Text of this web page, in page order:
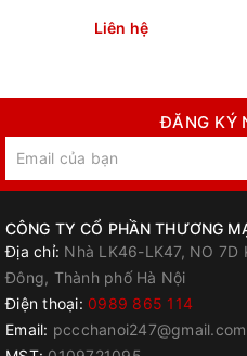
Liên hệ
ĐĂNG KÝ
CÔNG TY CỔ PHẦN THƯƠNG
Địa chỉ: Nhà LK46-LK47, NO
Đông, Thành phố Hà Nội
Điện thoại: 0989 865 114
Email: pccchanoi247@gmail.com